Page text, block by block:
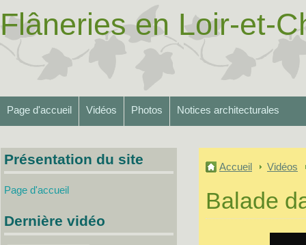
Flâneries en Loir-et-
Page d'accueil Vidéos Photos Notices architecturales
Accueil Vidéos
Balade
Présentation du site
Page d'accueil
Dernière vidéo